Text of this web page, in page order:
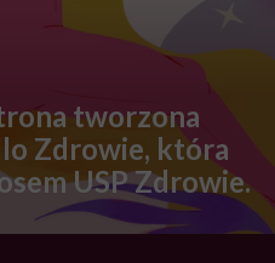
tworzona
Zdrowie, która
USP Zdrowie.